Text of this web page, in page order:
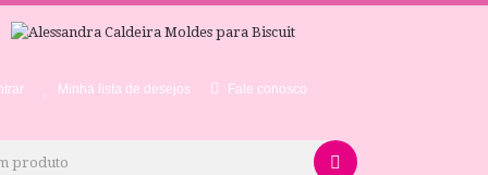
Minha lista de desejos Fale conosco